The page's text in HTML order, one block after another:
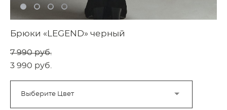
Брюки «LEGEND» черный
7 990 pуб.
3 990 pуб.
Выберите Цвет